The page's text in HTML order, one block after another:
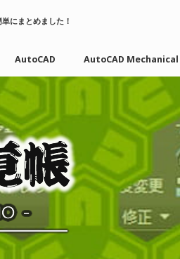
にまとめました！
AutoCAD AutoCAD Mechanical